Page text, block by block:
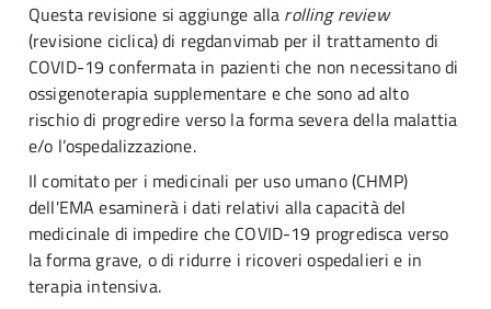
Questa revisione si aggiunge alla rolling review
(revisione ciclica) di regdanvimab per il trattamento di
COVID-19 confermata in pazienti che non necessitano di
ossigenoterapia supplementare e che sono ad alto
rischio di progredire verso la forma severa della malattia
e/o l’ospedalizzazione.
Il comitato per i medicinali per uso umano (CHMP)
dell'EMA esaminerà i dati relativi alla capacità del
medicinale di impedire che COVID-19 progredisca verso
la forma grave, o di ridurre i ricoveri ospedalieri e in
terapia intensiva.